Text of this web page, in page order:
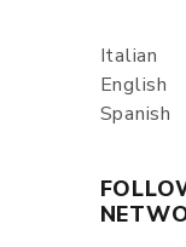
Italian
English
Spanish